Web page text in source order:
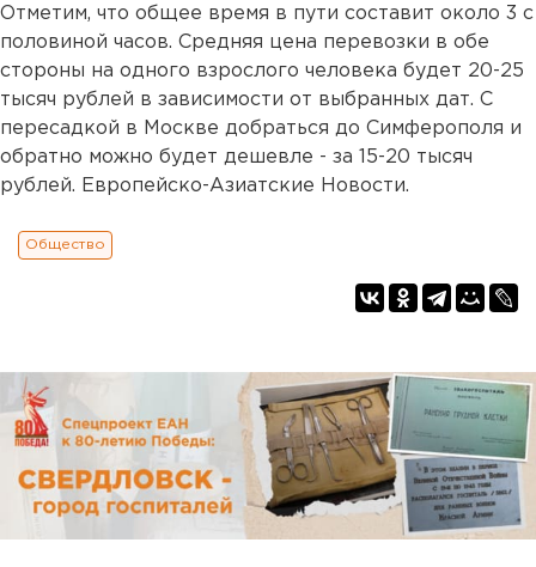
Отметим, что общее время в пути составит около 3 с
половиной часов. Средняя цена перевозки в обе
стороны на одного взрослого человека будет 20-25
тысяч рублей в зависимости от выбранных дат. С
пересадкой в Москве добраться до Симферополя и
обратно можно будет дешевле - за 15-20 тысяч
рублей. Европейско-Азиатские Новости.
Общество